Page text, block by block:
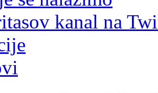
kanal na